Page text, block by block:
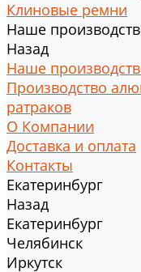
Клиновые ремни
Наше
Назад
Наше
Производство
ратраков
О Компании
Доставка и оплата
Контакты
Екатеринбург
Назад
Екатеринбург
Челябинск
Иркутск